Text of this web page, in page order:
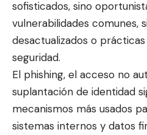
sofisticados, sino
vulnerabilidades comunes,
desactualizados o
seguridad.
El phishing, el acceso no
suplantación de identidad
mecanismos más usados
sistemas internos y datos